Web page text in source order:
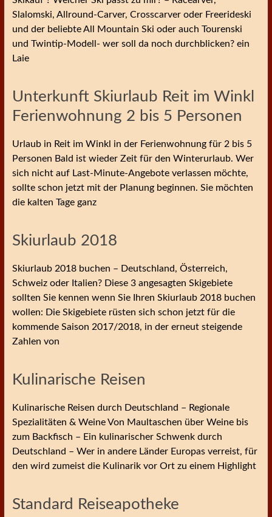
Slalomski, Allround-Carver, Crosscarver oder Freerideski
und der beliebte All Mountain Ski oder auch Tourenski
und Twintip-Modell- wer soll da noch durchblicken? ein
Laie
Unterkunft Skiurlaub Reit im Winkl
Ferienwohnung 2 bis 5 Personen
Urlaub in Reit im Winkl in der Ferienwohnung für 2 bis 5
Personen Bald ist wieder Zeit für den Winterurlaub. Wer
sich nicht auf Last-Minute-Angebote verlassen möchte,
sollte schon jetzt mit der Planung beginnen. Sie möchten
die kalten Tage ganz
Skiurlaub 2018
Skiurlaub 2018 buchen – Deutschland, Österreich,
Schweiz oder Italien? Diese 3 angesagten Skigebiete
sollten Sie kennen wenn Sie Ihren Skiurlaub 2018 buchen
wollen: Die Skigebiete rüsten sich schon jetzt für die
kommende Saison 2017/2018, in der erneut steigende
Zahlen von
Kulinarische Reisen
Kulinarische Reisen durch Deutschland – Regionale
Spezialitäten & Weine Von Maultaschen über Weine bis
zum Backfisch – Ein kulinarischer Schwenk durch
Deutschland – Wer in andere Länder Europas verreist, für
den wird zumeist die Kulinarik vor Ort zu einem Highlight
Standard Reiseapotheke